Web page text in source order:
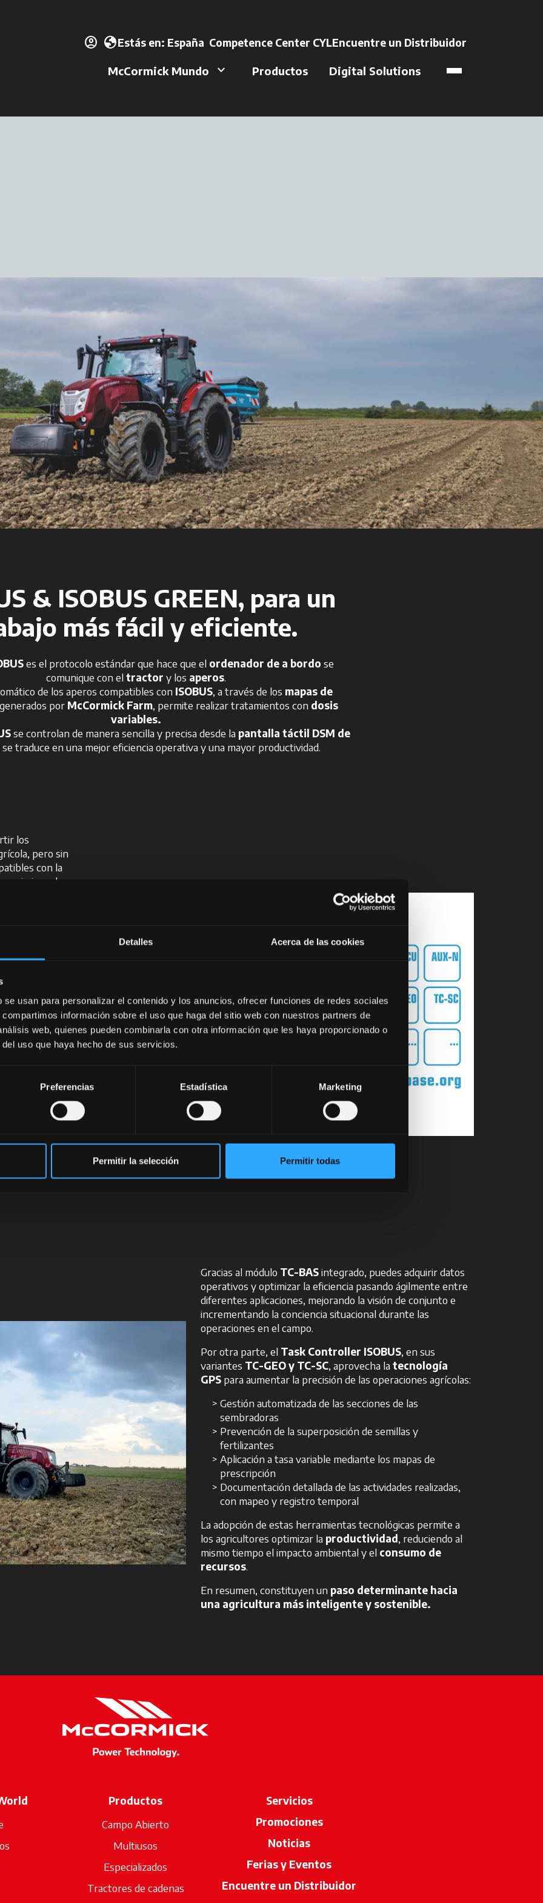
Detalles Acerca de las cookies
usan para personalizar el contenido y los anuncios, ofrecer funciones de redes sociales
información sobre el uso que haga del sitio web con nuestros partners de
web, quienes pueden combinarla con otra información que les haya proporcionado o
uso que haya hecho de sus servicios.
Preferencias Estadística Marketing
Permitir la selección Permitir todas
account_circle se abre en una pestaña nueva
globeEstás en: España Competence Center CYLEncuentre un Distribuidor
McCormick Mundo keyboard_arrow_down Productos Digital Solutions
& ISOBUS GREEN, para un
más fácil y eficiente.
es el protocolo estándar que hace que el ordenador de a bordo se
comunique con eltractor y los aperos.
de los aperos compatibles con ISOBUS, a través de los mapas de
generados por McCormick Farm, permite realizar tratamientos con dosis
variables.
se controlan de manera sencilla y precisa desde la pantalla táctil DSM de
se traduce en una mejor eficiencia operativa y una mayor productividad.
los
pero sin
con la
el
fáciles de
operador
Entre
al
unaúnica
Gracias al módulo TC-BASintegrado, puedes adquirir datos
operativos y optimizar la eficiencia pasando ágilmente entre
diferentes aplicaciones, mejorando la visión de conjunto e
incrementando la conciencia situacional durante las
operaciones en el campo.
Por otra parte, el Task Controller ISOBUS, en sus
variantes TC-GEO y TC-SC, aprovecha la tecnología
GPS para aumentar la precisión de las operaciones agrícolas:
Gestión automatizada de las secciones de las
sembradoras
Prevención de la superposición de semillas y
fertilizantes
Aplicación a tasa variable mediante los mapas de
prescripción
Documentación detallada de las actividades realizadas,
con mapeo y registro temporal
La adopción de estas herramientas tecnológicas permite a
los agricultores optimizar la productividad, reduciendo al
mismo tiempo el impacto ambiental y el consumo de
recursos.
En resumen, constituyen un paso determinante hacia
una agricultura más inteligente y sostenible.
Productos
Campo Abierto
Multiusos
Especializados
Tractores de cadenas
Servicios
Promociones
Noticias
Ferias y Eventos
Encuentre un Distribuidor